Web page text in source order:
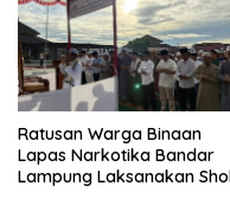
Ratusan Warga Binaan
Lapas Narkotika Bandar
Lampung Laksanakan Sholat